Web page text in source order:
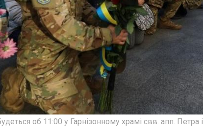
об 11:00 у Гарнізонному храмі свв. апп. Петра